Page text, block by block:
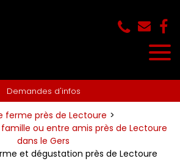
Demandes d'infos
ferme près de Lectoure
ou entre amis près de Lectoure
dans le Gers
et dégustation près de Lectoure
cookies